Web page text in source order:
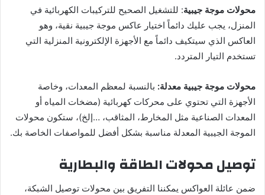
محولات موجة جيبية: للتشغيل الصحيح للتركيبات الكهربائية في
المنزل، يجب عليك دائماً اختيار عاكس موجة جيبية نقية، وهو
العاكس الذي سيتكيف دائماً مع الأجهزة الإلكترونية المنزلية التي
تستخدم التيار المتردد.
محولات موجة جيبية معدلة: بالنسبة لمعظم المعدات، وخاصة
الأجهزة التي تحتوي على محركات كهربائية (مضخات المياه أو
المعدات الصناعية مثل المخارط، المثاقب، …إلخ)، ستكون محولات
الموجة الجيبية المعدلة مناسبة بشكل أفضل للمواصفات الخاصة بك.
توصيل محولات الطاقة والبطارية
ضمن عائلة العواكس يمكننا التفريق بين محولات توصيل الشبكة،